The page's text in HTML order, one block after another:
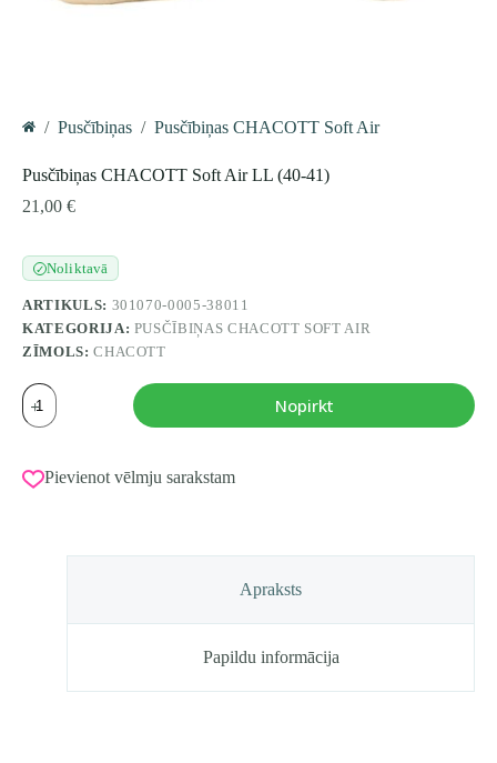
/ Pusčībiņas / Pusčībiņas CHACOTT Soft Air
Pusčībiņas CHACOTT Soft Air LL (40-41)
21,00 €
✓Noliktavā
ARTIKULS: 301070-0005-38011
KATEGORIJA: PUSČĪBIŅAS CHACOTT SOFT AIR
ZĪMOLS:CHACOTT
Pusčībiņas
CHACOTT
Soft
LL
(40-
Nopirkt
Pievienot vēlmju sarakstam
Apraksts
Papildu informācija